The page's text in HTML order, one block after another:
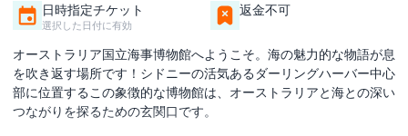
日時指定チケット
選択した日付に有効
返金不可
オーストラリア国立海事博物館へようこそ。海の魅力的な物語が息
を吹き返す場所です！シドニーの活気あるダーリングハーバー中心
部に位置するこの象徴的な博物館は、オーストラリアと海との深い
つながりを探るための玄関口です。